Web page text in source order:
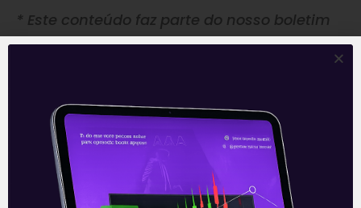
* Este conteúdo faz parte do nosso boletim
diário: ‘E Eu Com Isso?’. Todos os dias, o time
e análises que impactam seus
investimentos.Clique aqui
para receber
informações sobre o mercado financeiro em
primeira mão.